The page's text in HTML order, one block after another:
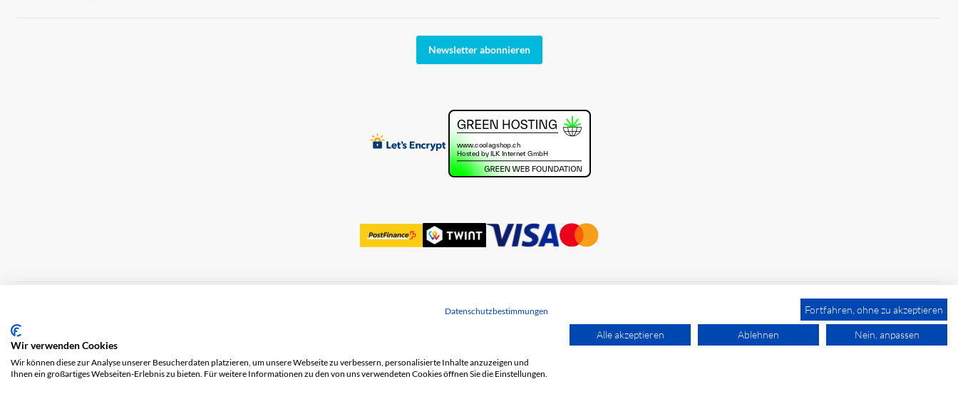
Newsletter abonnieren
© 2026 COOL AG. Alle Rechte vorbehalten.
Fortfahren, ohne zu akzeptieren
Datenschutzbestimmungen
Wir verwenden Cookies
Wir können diese zur Analyse unserer Besucherdaten platzieren, um unsere Webseite zu verbessern, personalisierte Inhalte anzuzeigen und
Ihnen ein großartiges Webseiten-Erlebnis zu bieten. Für weitere Informationen zu den von uns verwendeten Cookies öffnen Sie die Einstellungen.
Alle akzeptieren Ablehnen Nein, anpassen